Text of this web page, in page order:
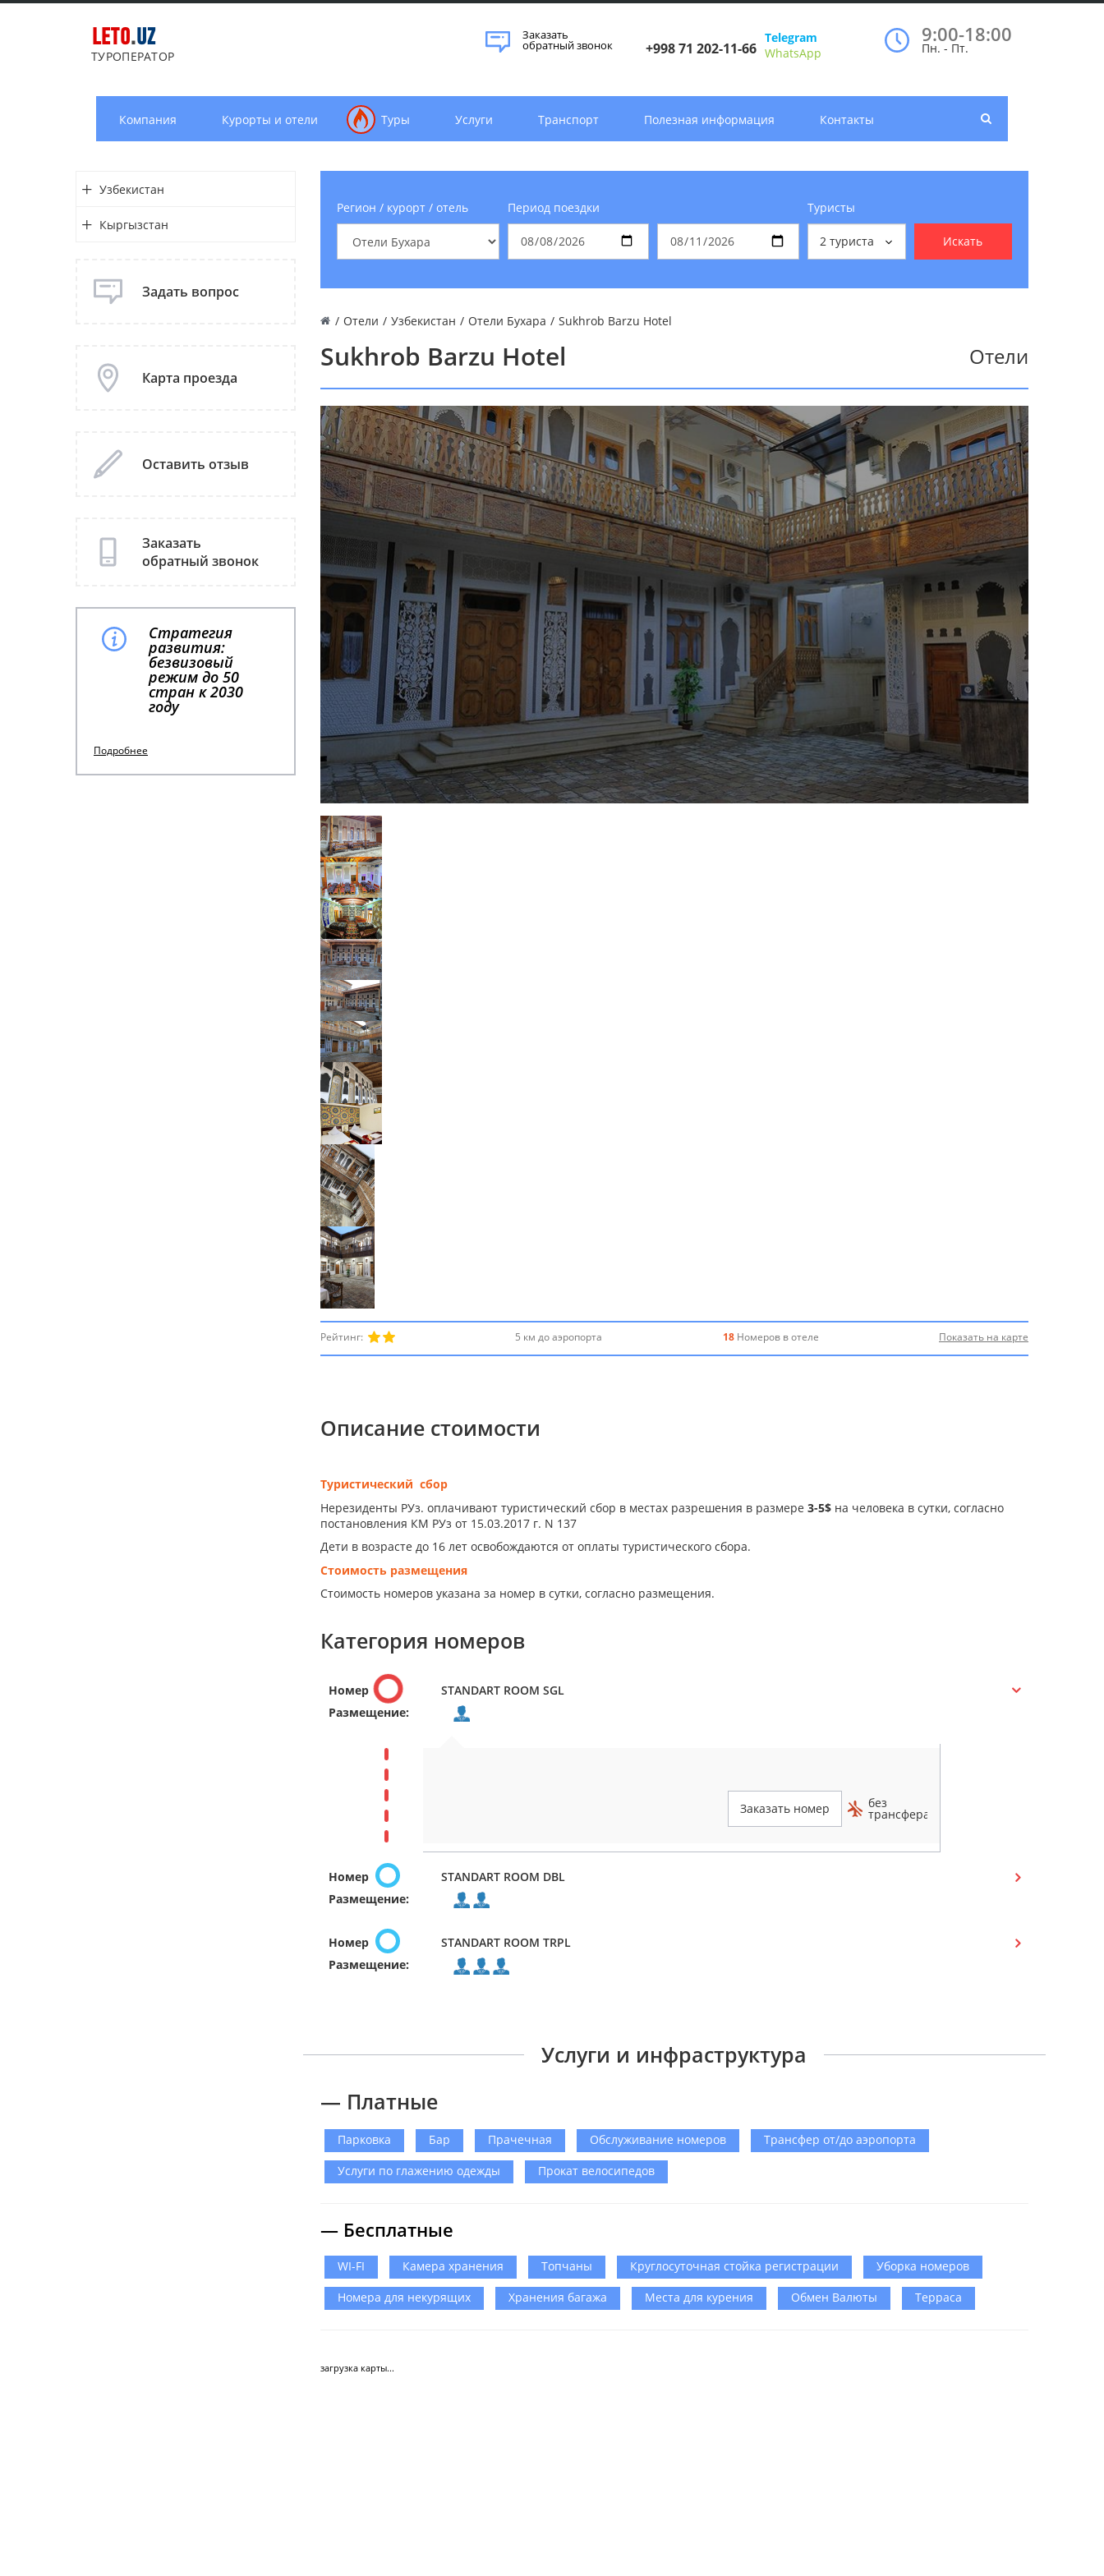
LETO.UZ
ТУРОПЕРАТОР
Заказать
обратный звонок +998 71 202-11-66
Telegram
WhatsApp
9:00-18:00
Пн. - Пт.
Компания Курорты и отели Туры Услуги Транспорт Полезная информация Контакты
Регион / курорт / отель Период поездки Туристы
2 туриста Искать
/ Отели / Узбекистан / Отели Бухара / Sukhrob Barzu Hotel
Sukhrob Barzu Hotel Отели
Узбекистан
Кыргызстан
Задать вопрос
Карта проезда
Оставить отзыв
Заказать
обратный звонок
Стратегия
развития:
безвизовый
режим до 50
стран к 2030
году
Подробнее
Рейтинг: 5 км до аэропорта 18Номеров в отеле Показать на карте
Описание стоимости
Туристический сбор
Нерезиденты РУз. оплачивают туристический сбор в местах разрешения в размере 3-5$на человека в сутки, согласно
постановления КМ РУз от 15.03.2017 г. N 137
Дети в возрасте до 16 лет освобождаются от оплаты туристического сбора.
Стоимость размещения
Стоимость номеров указана за номер в сутки, согласно размещения.
Категория номеров
Номер
STANDART ROOM SGL
Размещение:
Заказать номер без
трансфера
Номер
STANDART ROOM DBL
Размещение:
Номер
STANDART ROOM TRPL
Размещение:
Услуги и инфраструктура
— Платные
Парковка Бар Прачечная Обслуживание номеров
Трансфер от/до аэропорта
Услуги по глажению одежды
Прокат велосипедов
— Бесплатные
WI-FI Камера хранения Топчаны Круглосуточная стойка регистрации
Уборка номеров
Номера для некурящих
Хранения багажа Места для курения Обмен Валюты Терраса
загрузка карты...